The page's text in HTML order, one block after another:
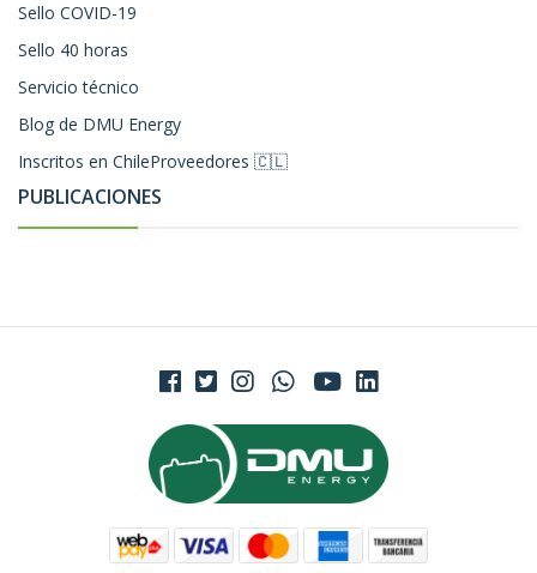
Sello COVID-19
Sello 40 horas
Servicio técnico
Blog de DMU Energy
Inscritos en ChileProveedores 🇨🇱
PUBLICACIONES